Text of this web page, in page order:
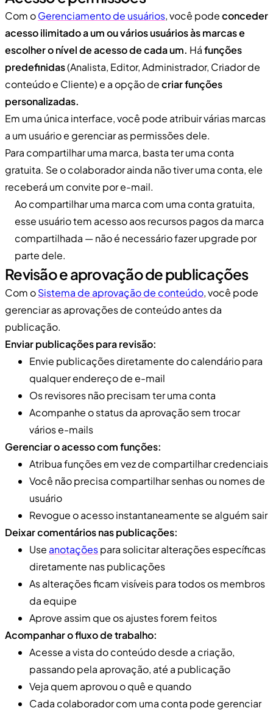
Com oGerenciamento de usuários, você podeconceder
acesso ilimitado a um ou vários usuários às marcas e
escolher o nível de acesso de cada um. Háfunções
predefinidas(Analista, Editor, Administrador, Criador de
conteúdo e Cliente) e a opção decriar funções
personalizadas.
Em uma única interface, você pode atribuir várias marcas
a um usuário e gerenciar as permissões dele.
Para compartilhar uma marca, basta ter uma conta
gratuita. Se o colaborador ainda não tiver uma conta, ele
receberá um convite por e-mail.
Ao compartilhar uma marca com uma conta gratuita,
esse usuário tem acesso aos recursos pagos da marca
compartilhada — não é necessário fazer upgrade por
parte dele.
Revisão e aprovação de publicações
Com oSistema de aprovação de conteúdo, você pode
gerenciar as aprovações de conteúdo antes da
publicação.
Enviar publicações para revisão:
Envie publicações diretamente do calendário para
qualquer endereço de e-mail
Os revisores não precisam ter uma conta
Acompanhe o status da aprovação sem trocar
vários e-mails
Gerenciar o acesso com funções:
Atribua funções em vez de compartilhar credenciais
Você não precisa compartilhar senhas ou nomes de
usuário
Revogue o acesso instantaneamente se alguém sair
Deixar comentários nas publicações:
Use anotaçõespara solicitar alterações específicas
diretamente nas publicações
As alterações ficam visíveis para todos os membros
da equipe
Aprove assim que os ajustes forem feitos
Acompanhar o fluxo de trabalho:
Acesse a vista do conteúdo desde a criação,
passando pela aprovação, até a publicação
Veja quem aprovou o quê e quando
Cada colaborador com uma conta pode gerenciar